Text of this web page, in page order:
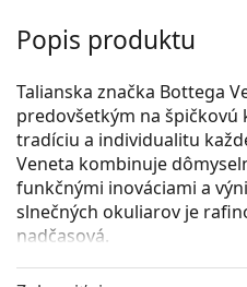
Popis produktu
Talianska značka Bottega
predovšetkým na
tradíciu a individualitu
Veneta kombinuje
funkčnými inováciami a
slnečných okuliarov je
nadčasová.
Bottega Veneta BV1012S